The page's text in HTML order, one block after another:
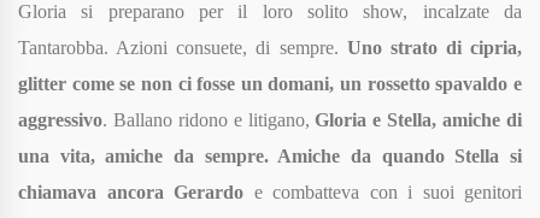
Gloria si preparano per il loro solito show, incalzate da
Tantarobba. Azioni consuete, di sempre. Uno strato di cipria,
glitter come se non ci fosse un domani, un rossetto spavaldo e
aggressivo. Ballano ridono e litigano,Gloria e Stella, amiche di
una vita, amiche da sempre. Amiche da quando Stella si
chiamava ancora Gerardo e combatteva con i suoi genitori